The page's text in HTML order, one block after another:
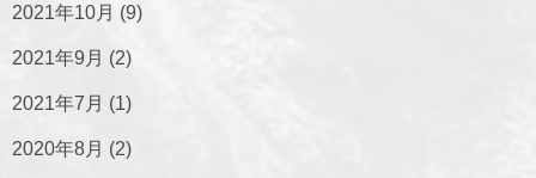
2021年10月 (9)
2021年9月 (2)
2021年7月 (1)
2020年8月 (2)